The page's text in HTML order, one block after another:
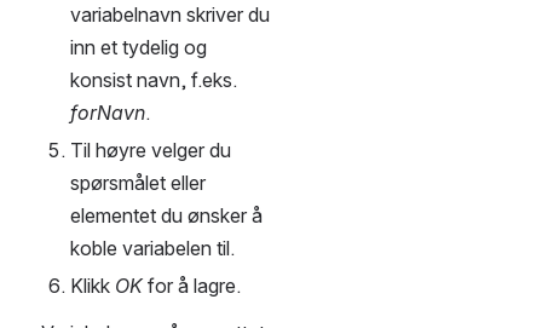
variabelnavn skriver du
inn et tydelig og
forNavn.
Til høyre velger du
spørsmålet eller
elementet du ønsker å
koble variabelen til.
Klikk OK for å lagre.